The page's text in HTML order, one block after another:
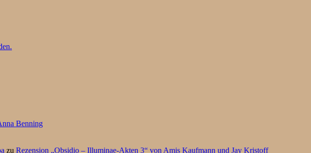
Benning
zu Rezension „Obsidio – Illuminae-Akten 3“ von Amis Kaufmann und Jay Kristoff